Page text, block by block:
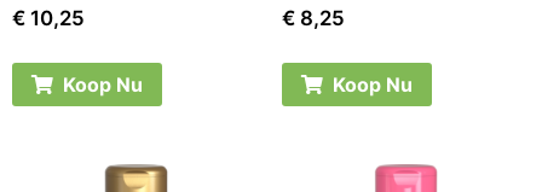
Rated
0
€ 10,25
Koop Nu
Rated
0
€8,25
Koop Nu